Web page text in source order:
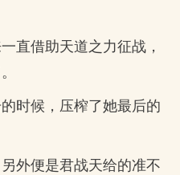
直借助天道之力征战，
时候，压榨了她最后的
外便是君战天给的准不